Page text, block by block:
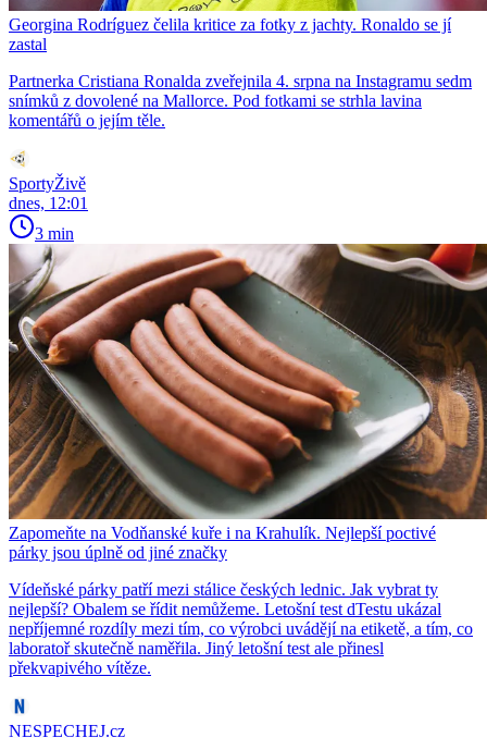
Georgina Rodríguez čelila kritice za fotky z jachty. Ronaldo se jí
zastal
Partnerka Cristiana Ronalda zveřejnila 4. srpna na Instagramu sedm
snímků z dovolené na Mallorce. Pod fotkami se strhla lavina
komentářů o jejím těle.
SportyŽivě
dnes, 12:01
3 min
Zapomeňte na Vodňanské kuře i na Krahulík. Nejlepší poctivé
párky jsou úplně od jiné značky
Vídeňské párky patří mezi stálice českých lednic. Jak vybrat ty
nejlepší? Obalem se řídit nemůžeme. Letošní test dTestu ukázal
nepříjemné rozdíly mezi tím, co výrobci uvádějí na etiketě, a tím, co
laboratoř skutečně naměřila. Jiný letošní test ale přinesl
překvapivého vítěze.
NESPECHEJ.cz